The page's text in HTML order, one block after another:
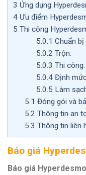
3 Ứng dụng
4 Ưu điểm
5 Thi công
5.0.1 Chuẩn bị
5.0.2 Trộn:
5.0.3 Thi công:
5.0.4Định
5.0.5 Làm
5.1 Đóng gói và
5.2 Thông tin an
5.3 Thông tin liên
Báo giá
Báo giá